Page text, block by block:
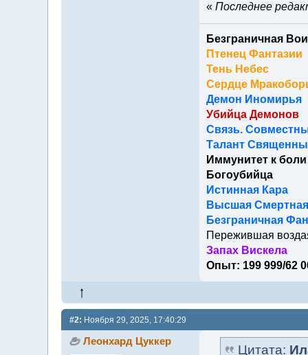
« Последнее
Безграничная
Птенец Фантазии
Тень Небес
Сердце
Демон Иномирья
Убийца Демонов
Связь.
Талант
Иммунитет к боли
Богоубийца
Истинная Кара
Высшая Смертная
Безграничная
Пережившая
Запах Вискела
Опыт: 199 999/62
#2: Ноября 29, 2025, 17:40:29
Леонхард Цуккер
Цитата: